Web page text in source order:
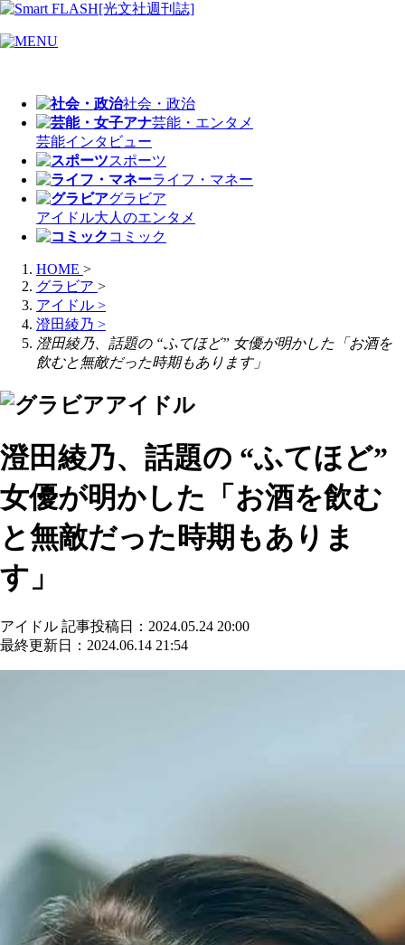
社会・政治
芸能・エンタメ
芸能インタビュー
スポーツ
ライフ・マネー
グラビア
アイドル大人のエンタメ
コミック
HOME >
グラビア >
アイドル >
澄田綾乃 >
澄田綾乃、話題の “ふてほど” 女優が明かした「お酒を
飲むと無敵だった時期もあります」
アイドル
澄田綾乃、話題の “ふてほど”
女優が明かした「お酒を飲む
と無敵だった時期もありま
す」
アイドル 記事投稿日：2024.05.24 20:00
最終更新日：2024.06.14 21:54